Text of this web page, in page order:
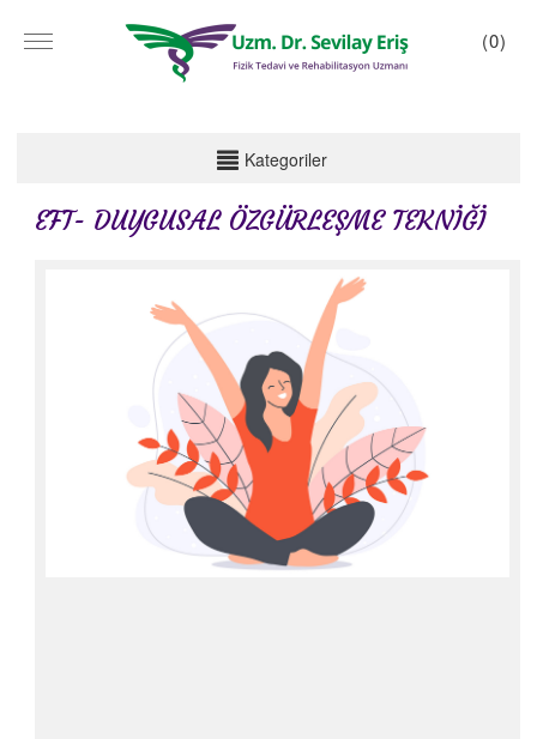
(0)
NÖRALTERAPİ
KUPA TEDAVİSİ - HACAMAT
CGF TEDAVİSİ
PRP TEDAVİSİ
KURU İĞNE TEDAVİSİ
EFT- DUYGUSAL ÖZGÜRLEŞME TEKNİĞİ
REGRESYON TERAPİSİ
Kategoriler
EFT- DUYGUSAL ÖZGÜRLEŞME TEKNİĞİ